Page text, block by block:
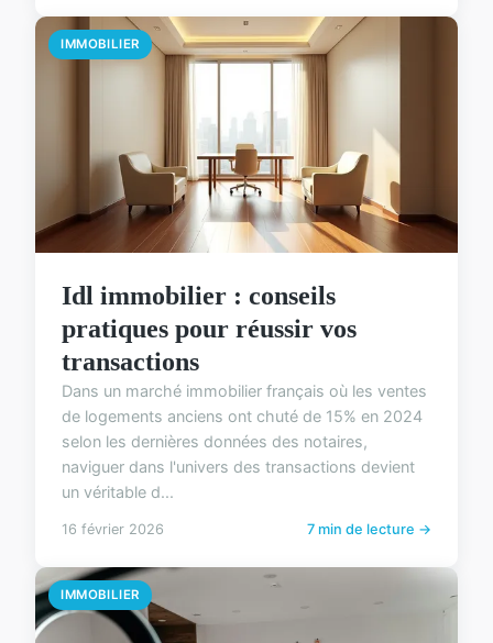
IMMOBILIER
Idl immobilier : conseils
pratiques pour réussir vos
transactions
Dans un marché immobilier français où les ventes
de logements anciens ont chuté de 15% en 2024
selon les dernières données des notaires,
naviguer dans l'univers des transactions devient
un véritable d...
16 février 2026 7 min de lecture →
IMMOBILIER